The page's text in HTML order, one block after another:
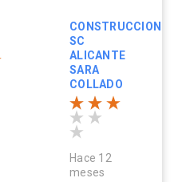
CONSTRUCCIONES
SC
ALICANTE
SARA
COLLADO
Hace 12
meses